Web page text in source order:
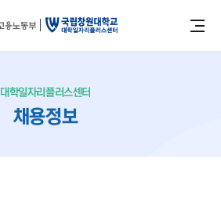
대학일자리플러스센터
채용정보